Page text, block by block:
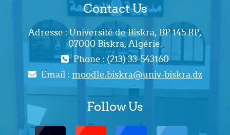
Contact Us
Adresse : Université de Biskra, BP 145 RP,
07000 Biskra, Algérie.
Phone : (213) 33-543160
Email : moodle.biskra@univ-biskra.dz
Follow Us